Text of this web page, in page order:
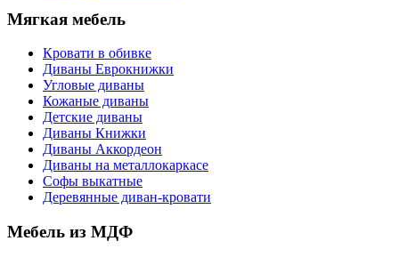
Мягкая мебель
Кровати в обивке
Диваны Еврокнижки
Угловые диваны
Кожаные диваны
Детские диваны
Диваны Книжки
Диваны Аккордеон
Диваны на металлокаркасе
Софы выкатные
Деревянные диван-кровати
Мебель из МДФ